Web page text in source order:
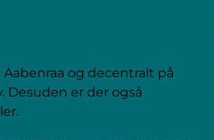
og decentralt på
Desuden er der også